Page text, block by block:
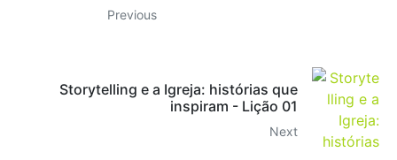
Previous
Storytelling e a Igreja: histórias que
inspiram - Lição 01
Next